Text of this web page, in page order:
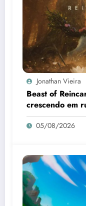
Jonathan Vieira
Beast of
crescendo em
05/08/2026